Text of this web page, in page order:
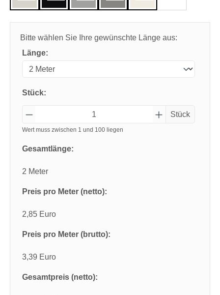
Bitte wählen Sie Ihre gewünschte Länge aus:
Länge:
Stück:
Stück
Wert muss zwischen 1 und 100 liegen
Gesamtlänge:
2 Meter
Preis pro Meter (netto):
2,85 Euro
Preis pro Meter (brutto):
3,39 Euro
Gesamtpreis (netto):